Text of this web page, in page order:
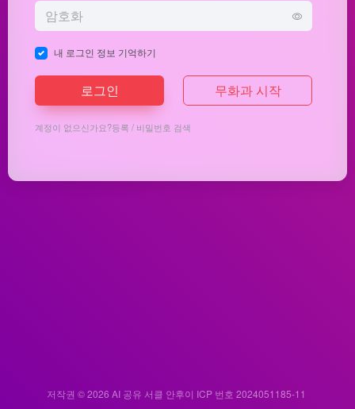
내 로그인 정보 기억하기
로그인 무화과 시작
계정이 없으신가요?등록 / 비밀번호 검색
저작권 © 2026 AI 공유 서클 안후이 ICP 번호 2024051185-11